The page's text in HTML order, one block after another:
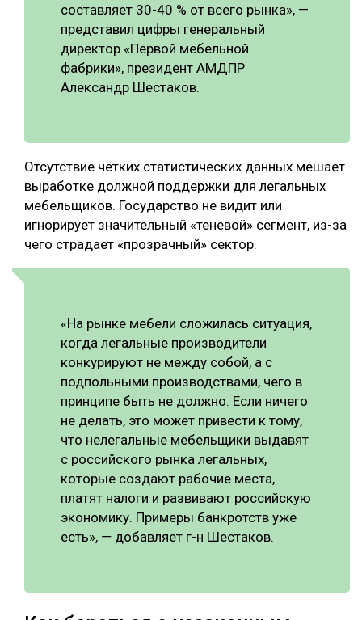
составляет 30-40 % от всего рынка», —
представил цифры генеральный
директор «Первой мебельной
фабрики», президент АМДПР
Александр Шестаков.
Отсутствие чётких статистических данных мешает
выработке должной поддержки для легальных
мебельщиков. Государство не видит или
игнорирует значительный «теневой» сегмент, из-за
чего страдает «прозрачный» сектор.
«На рынке мебели сложилась ситуация,
когда легальные производители
конкурируют не между собой, а с
подпольными производствами, чего в
принципе быть не должно. Если ничего
не делать, это может привести к тому,
что нелегальные мебельщики выдавят
с российского рынка легальных,
которые создают рабочие места,
платят налоги и развивают российскую
экономику. Примеры банкротств уже
есть», ― добавляет г-н Шестаков.